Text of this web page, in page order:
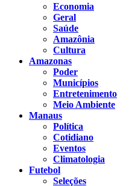
Economia
Geral
Saúde
Amazônia
Cultura
Amazonas
Poder
Municípios
Entretenimento
Meio Ambiente
Manaus
Política
Cotidiano
Eventos
Climatologia
Futebol
Seleções